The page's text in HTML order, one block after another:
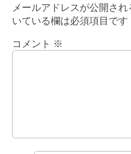
メールアドレスが公開され
いている欄は必須項目です
コメント ※